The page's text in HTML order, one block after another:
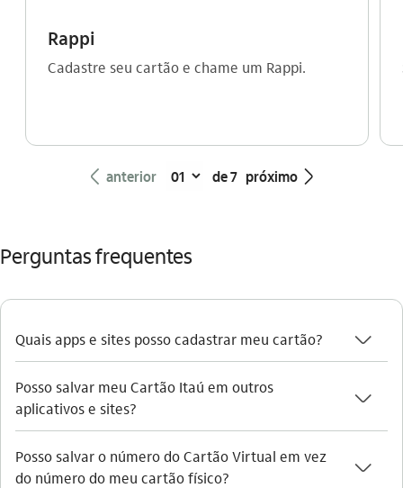
Rappi
Cadastre seu cartão e chame um Rappi.
seta_esquerda anterior de 7 próximo seta_direita
Perguntas frequentes
Quais apps e sites posso cadastrar meu cartão? seta_baixo
Posso salvar meu Cartão Itaú em outros
aplicativos e sites?
seta_baixo
Posso salvar o número do Cartão Virtual em vez
do número do meu cartão físico?
seta_baixo